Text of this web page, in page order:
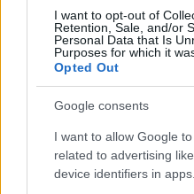
I want to opt-out of
Retention, Sale, and/or
Personal Data that Is
Purposes for which it
Opted Out
Google consents
I want to allow Google
related to advertising
device identifiers in apps.
το μόντελινγκ, την
και τον χωρισμό